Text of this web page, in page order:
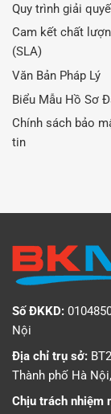
Quy trình giải
Cam kết chất
(SLA)
Văn Bản Pháp Lý
Biểu Mẫu Hồ Sơ
Chính sách bảo
tin
Số ĐKKD:
Nội
Địa chỉ trụ sở:
Thành phố Hà
Chịu trách nhiệm